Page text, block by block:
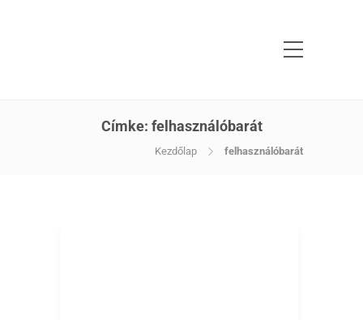
Címke: felhasználóbarát
Kezdőlap felhasználóbarát